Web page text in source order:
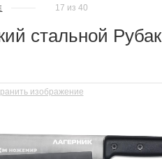
17 из 40
стальной
изображение